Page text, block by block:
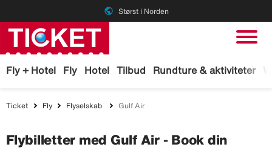
public Størst i Norden
Fly + Hotel Fly Hotel Tilbud Rundture & aktiviteter
Ticket Fly Flyselskab Gulf Air
Flybilletter med Gulf Air - Book din